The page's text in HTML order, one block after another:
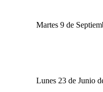
Martes 9 de
Lunes 23 de Junio